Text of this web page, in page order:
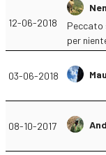
12-06-2018
Peccato
per
03-06-2018
08-10-2017